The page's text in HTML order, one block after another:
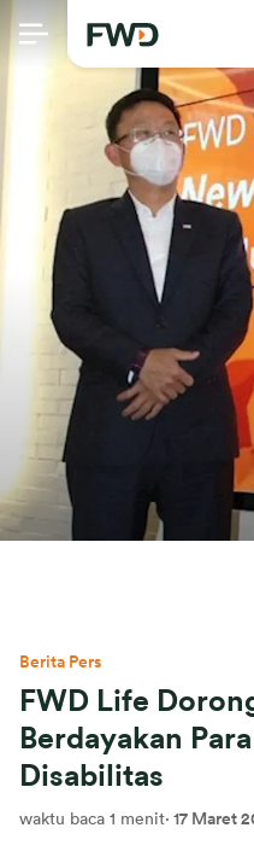
Berita Pers
FWD Life
Berdayakan
Disabilitas
waktu baca 1 menit· 17 Maret